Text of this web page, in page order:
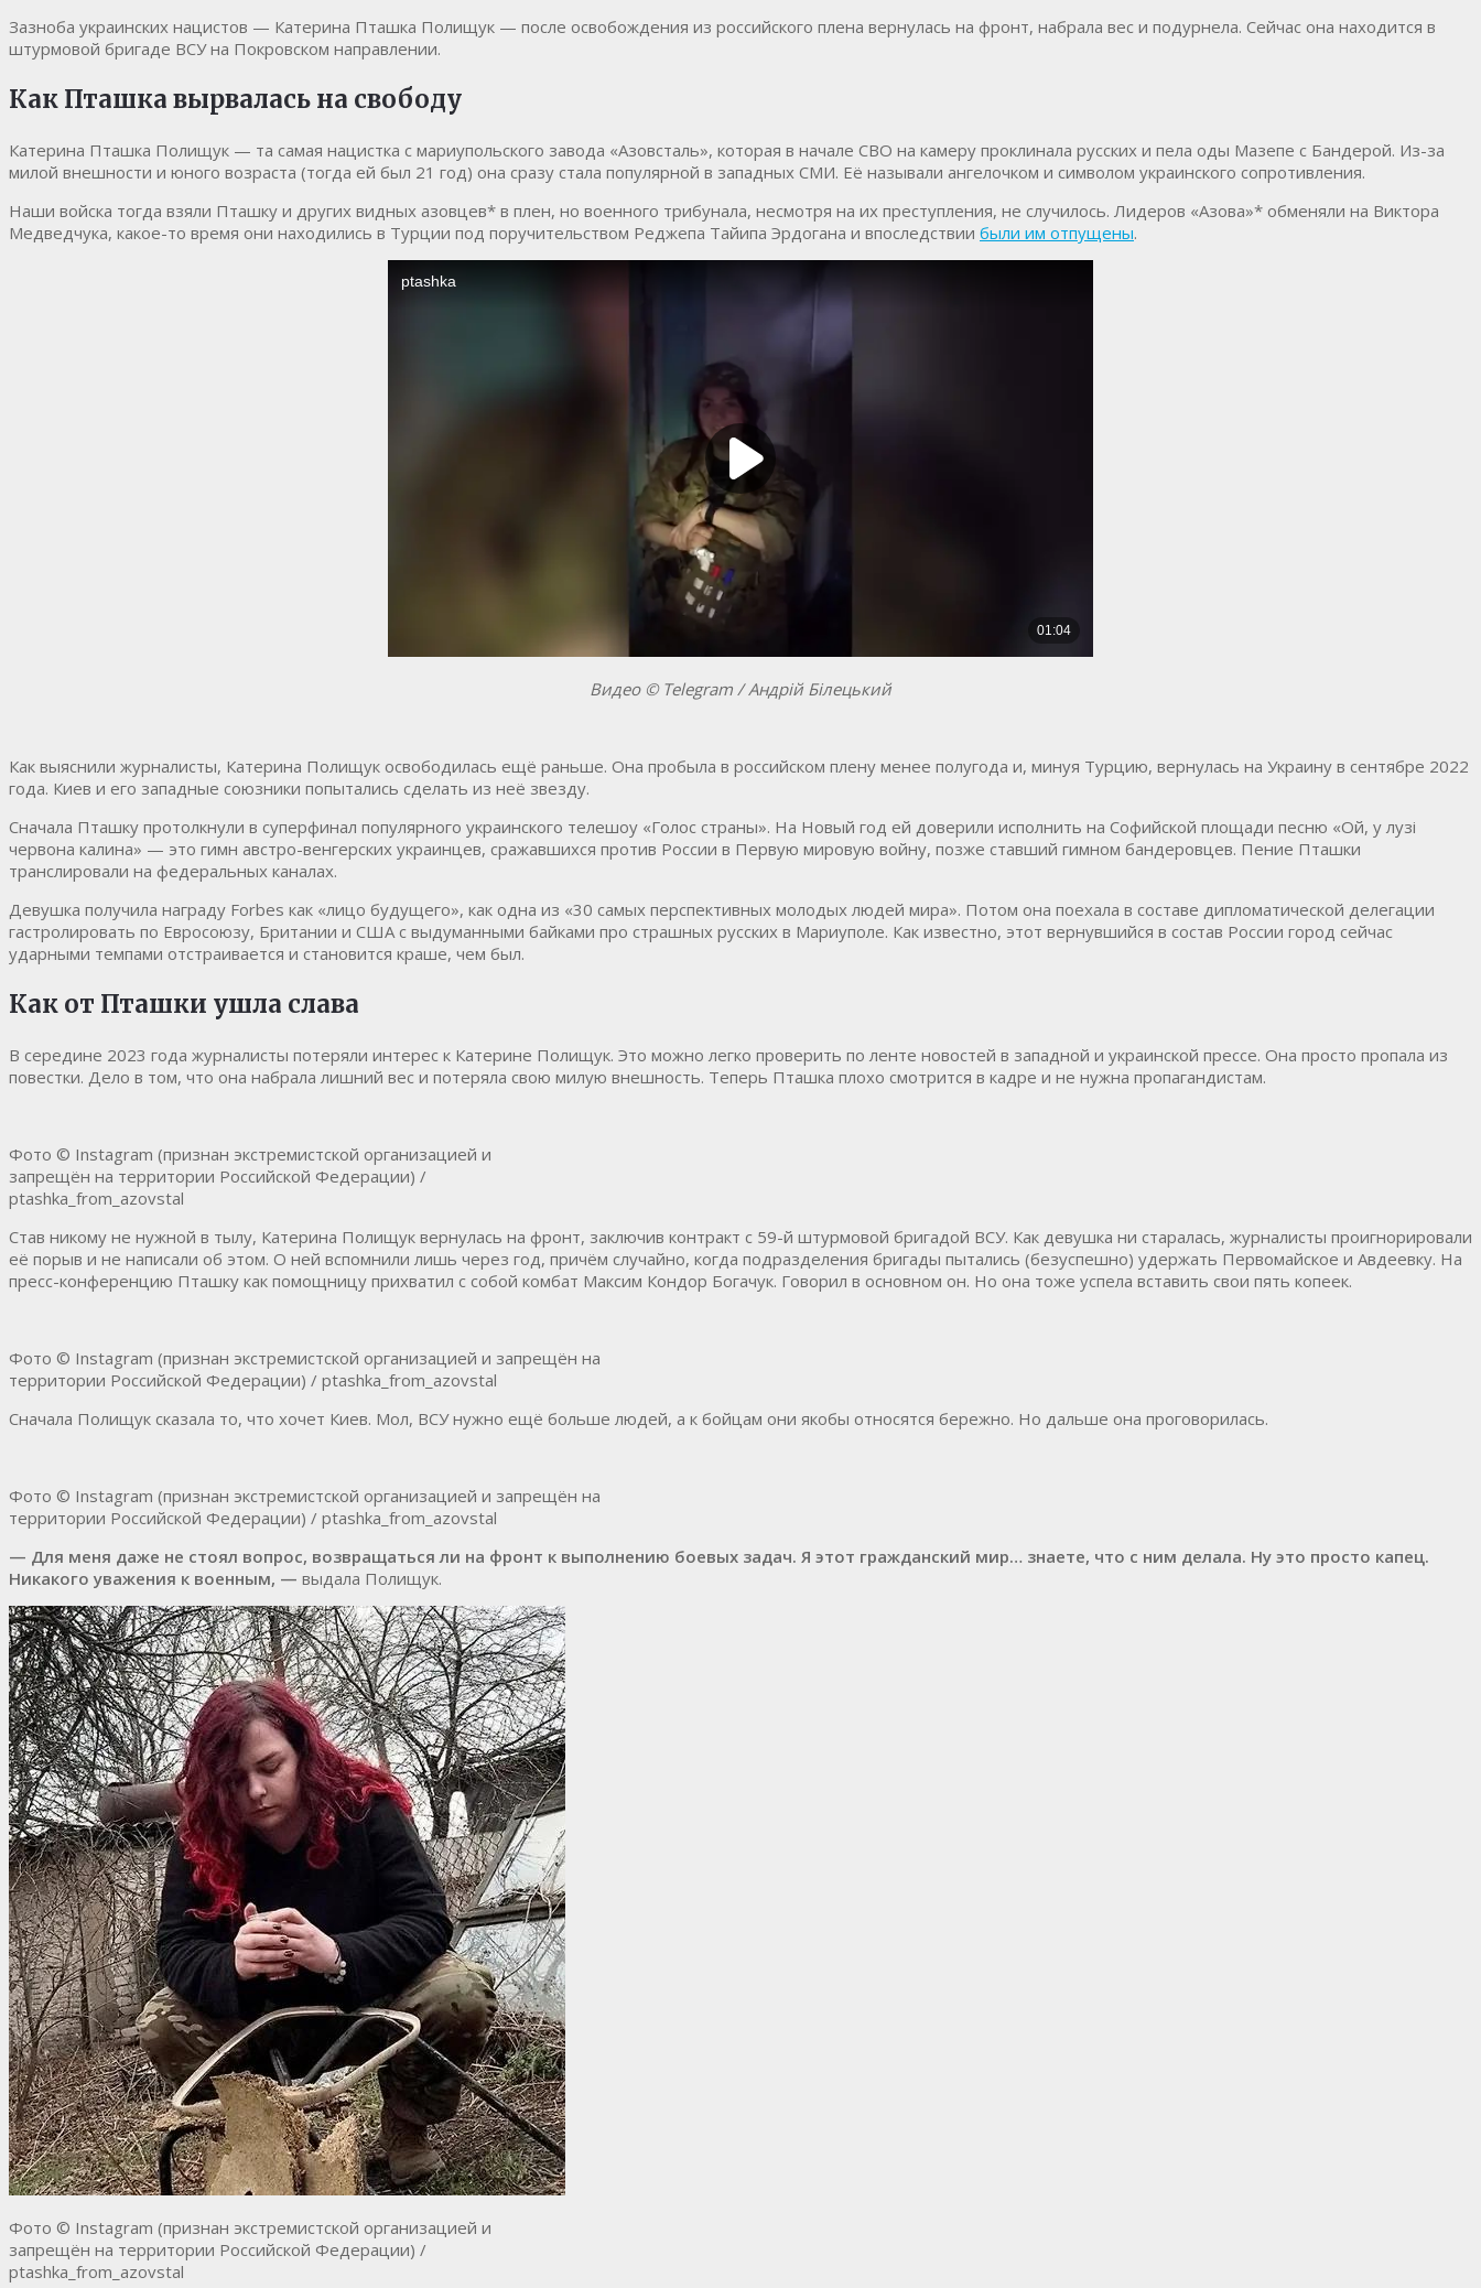
Зазноба украинских нацистов — Катерина Пташка Полищук — после освобождения из российского плена вернулась на фронт, набрала вес и подурнела. Сейчас она находится в
штурмовой бригаде ВСУ на Покровском направлении.
Как Пташка вырвалась на свободу
Катерина Пташка Полищук — та самая нацистка с мариупольского завода «Азовсталь», которая в начале СВО на камеру проклинала русских и пела оды Мазепе с Бандерой. Из-за
милой внешности и юного возраста (тогда ей был 21 год) она сразу стала популярной в западных СМИ. Её называли ангелочком и символом украинского сопротивления.
Наши войска тогда взяли Пташку и других видных азовцев* в плен, но военного трибунала, несмотря на их преступления, не случилось. Лидеров «Азова»* обменяли на Виктора
Медведчука, какое-то время они находились в Турции под поручительством Реджепа Тайипа Эрдогана и впоследствии были им отпущены.
Видео © Telegram / Андрій Білецький
Как выяснили журналисты, Катерина Полищук освободилась ещё раньше. Она пробыла в российском плену менее полугода и, минуя Турцию, вернулась на Украину в сентябре 2022
года. Киев и его западные союзники попытались сделать из неё звезду.
Сначала Пташку протолкнули в суперфинал популярного украинского телешоу «Голос страны». На Новый год ей доверили исполнить на Софийской площади песню «Ой, у лузі
червона калина» — это гимн австро-венгерских украинцев, сражавшихся против России в Первую мировую войну, позже ставший гимном бандеровцев. Пение Пташки
транслировали на федеральных каналах.
Девушка получила награду Forbes как «лицо будущего», как одна из «30 самых перспективных молодых людей мира». Потом она поехала в составе дипломатической делегации
гастролировать по Евросоюзу, Британии и США с выдуманными байками про страшных русских в Мариуполе. Как известно, этот вернувшийся в состав России город сейчас
ударными темпами отстраивается и становится краше, чем был.
Как от Пташки ушла слава
В середине 2023 года журналисты потеряли интерес к Катерине Полищук. Это можно легко проверить по ленте новостей в западной и украинской прессе. Она просто пропала из
повестки. Дело в том, что она набрала лишний вес и потеряла свою милую внешность. Теперь Пташка плохо смотрится в кадре и не нужна пропагандистам.
Фото © Instagram (признан экстремистской организацией и
запрещён на территории Российской Федерации) /
ptashka_from_azovstal
Став никому не нужной в тылу, Катерина Полищук вернулась на фронт, заключив контракт с 59-й штурмовой бригадой ВСУ. Как девушка ни старалась, журналисты проигнорировали
её порыв и не написали об этом. О ней вспомнили лишь через год, причём случайно, когда подразделения бригады пытались (безуспешно) удержать Первомайское и Авдеевку. На
пресс-конференцию Пташку как помощницу прихватил с собой комбат Максим Кондор Богачук. Говорил в основном он. Но она тоже успела вставить свои пять копеек.
Фото © Instagram (признан экстремистской организацией и запрещён на
территории Российской Федерации) / ptashka_from_azovstal
Сначала Полищук сказала то, что хочет Киев. Мол, ВСУ нужно ещё больше людей, а к бойцам они якобы относятся бережно. Но дальше она проговорилась.
Фото © Instagram (признан экстремистской организацией и запрещён на
территории Российской Федерации) / ptashka_from_azovstal
— Для меня даже не стоял вопрос, возвращаться ли на фронт к выполнению боевых задач. Я этот гражданский мир… знаете, что с ним делала. Ну это просто капец.
Никакого уважения к военным, — выдала Полищук.
Фото © Instagram (признан экстремистской организацией и
запрещён на территории Российской Федерации) /
ptashka_from_azovstal